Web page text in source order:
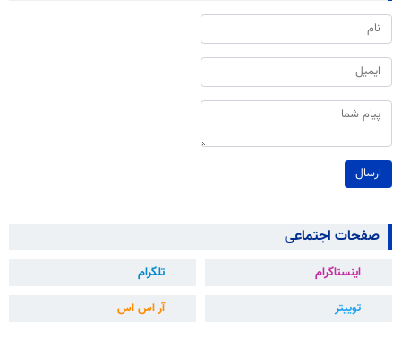
ارسال
صفحات اجتماعی
اینستاگرام
تلگرام
توییتر
آر اس اس